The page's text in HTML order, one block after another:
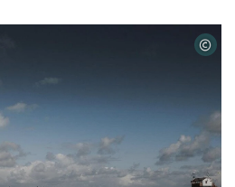
©